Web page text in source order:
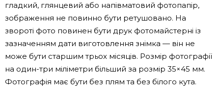
гладкий, глянцевий або напівматовий фотопапір,
зображення не повинно бути ретушовано. На
звороті фото повинен бути друк фотомайстерні із
зазначенням дати виготовлення знімка — він не
може бути старшим трьох місяців. Розмір фотографії
на один-три міліметри більший за розмір 35×45 мм.
Фотографія має бути без плям та без білого кута.